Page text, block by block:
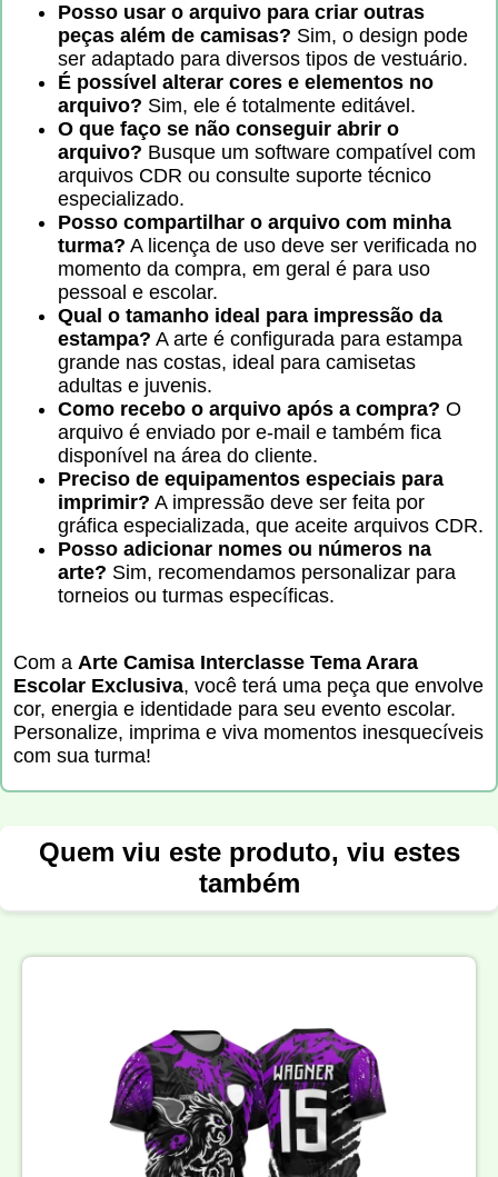
Posso usar o arquivo para criar outras
peças além de camisas? Sim, o design pode
ser adaptado para diversos tipos de vestuário.
É possível alterar cores e elementos no
arquivo? Sim, ele é totalmente editável.
O que faço se não conseguir abrir o
arquivo? Busque um software compatível com
arquivos CDR ou consulte suporte técnico
especializado.
Posso compartilhar o arquivo com minha
turma? A licença de uso deve ser verificada no
momento da compra, em geral é para uso
pessoal e escolar.
Qual o tamanho ideal para impressão da
estampa? A arte é configurada para estampa
grande nas costas, ideal para camisetas
adultas e juvenis.
Como recebo o arquivo após a compra? O
arquivo é enviado por e-mail e também fica
disponível na área do cliente.
Preciso de equipamentos especiais para
imprimir? A impressão deve ser feita por
gráfica especializada, que aceite arquivos CDR.
Posso adicionar nomes ou números na
arte? Sim, recomendamos personalizar para
torneios ou turmas específicas.
Com a Arte Camisa Interclasse Tema Arara
Escolar Exclusiva, você terá uma peça que envolve
cor, energia e identidade para seu evento escolar.
Personalize, imprima e viva momentos inesquecíveis
com sua turma!
Quem viu este produto, viu estes
também